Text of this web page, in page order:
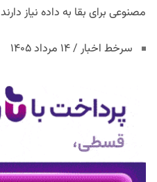
مصنوعی برای بقا به داده نیاز دارند
سرخط اخبار / ۱۴ مرداد ۱۴۰۵